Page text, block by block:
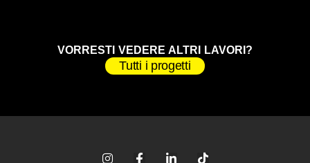
VORRESTI VEDERE ALTRI LAVORI?
Tutti i progetti